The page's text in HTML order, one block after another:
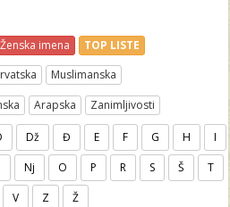
Ženska imena
TOP LISTE
Muslimanska
Arapska Zanimljivosti
Dž Đ E F G H
I
Nj O P R S Š
T
V Z Ž